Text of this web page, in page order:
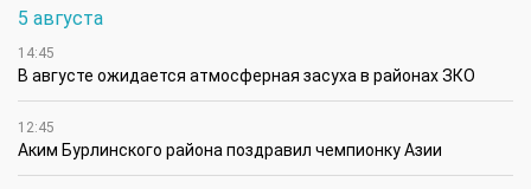
5 августа
14:45
В августе ожидается атмосферная засуха в районах ЗКО
12:45
Аким Бурлинского района поздравил чемпионку Азии